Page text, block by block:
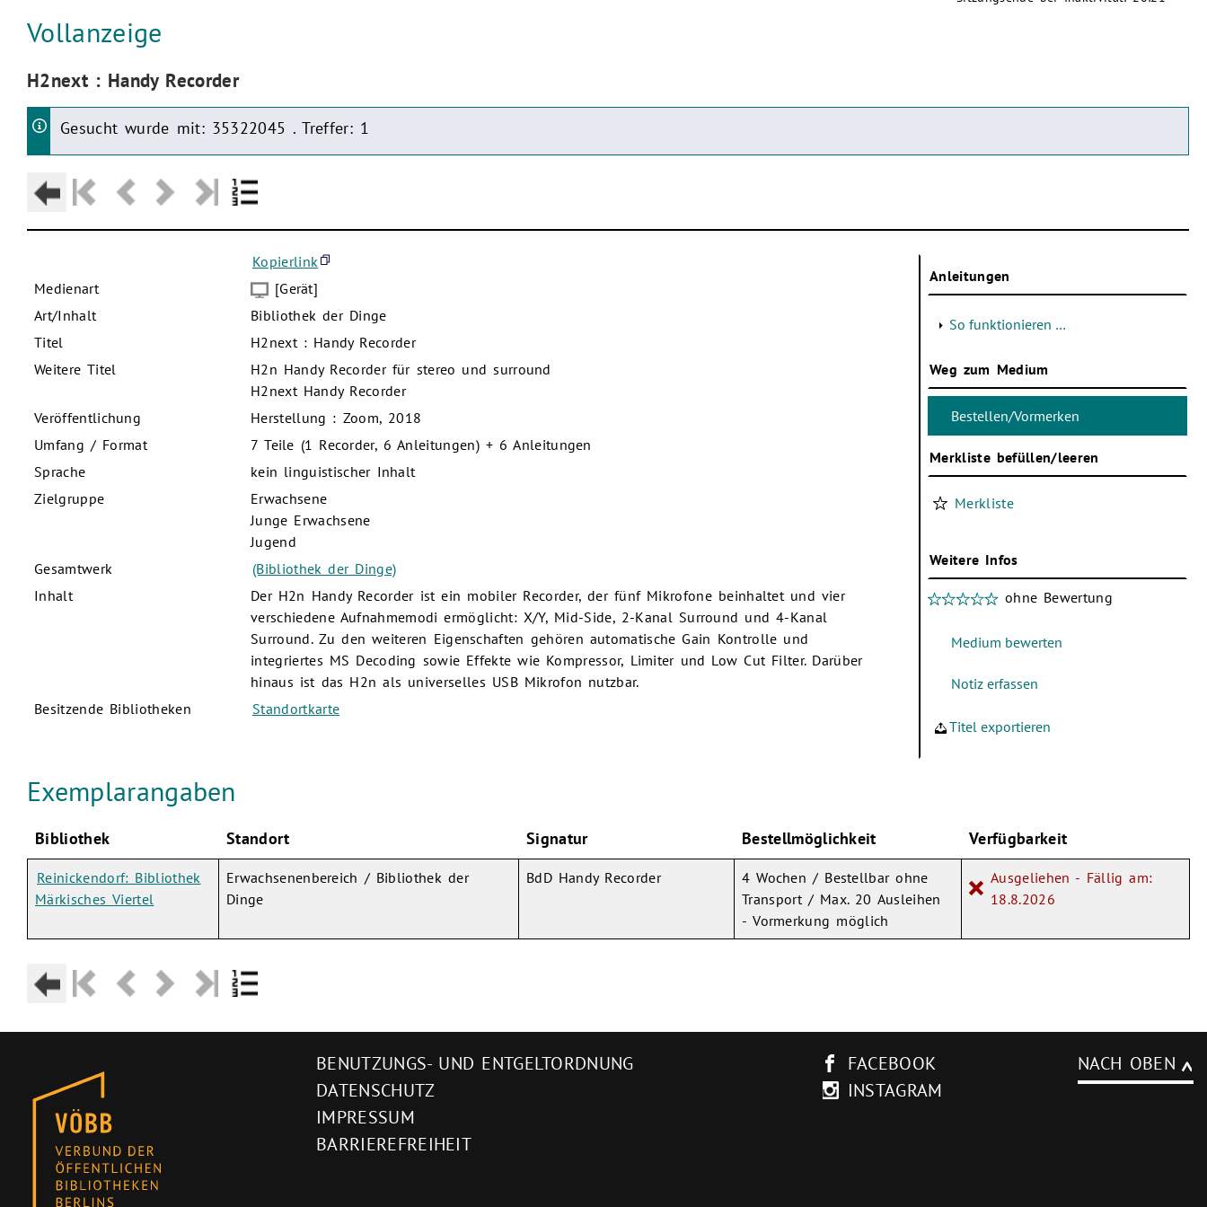
Aktuelle Seite:
Vollanzeige
Aktuelle Seite:
H2next : Handy Recorder
Gesucht wurde mit: 35322045 . Treffer: 1
Kopierlink
Medienart
[Gerät]
Art/Inhalt
Bibliothek der Dinge
Titel
H2next : Handy Recorder
Weitere Titel
H2n Handy Recorder für stereo und surround
H2next Handy Recorder
Veröffentlichung
Herstellung : Zoom, 2018
Umfang / Format
7 Teile (1 Recorder, 6 Anleitungen) + 6 Anleitungen
Sprache
kein linguistischer Inhalt
Zielgruppe
Erwachsene
Junge Erwachsene
Jugend
Gesamtwerk
(Bibliothek der Dinge)
Inhalt
Der H2n Handy Recorder ist ein mobiler Recorder, der fünf Mikrofone beinhaltet und vier
verschiedene Aufnahmemodi ermöglicht: X/Y, Mid-Side, 2-Kanal Surround und 4-Kanal
Surround. Zu den weiteren Eigenschaften gehören automatische Gain Kontrolle und
integriertes MS Decoding sowie Effekte wie Kompressor, Limiter und Low Cut Filter. Darüber
hinaus ist das H2n als universelles USB Mikrofon nutzbar.
Besitzende Bibliotheken
Standortkarte
Anleitungen
So funktionieren …
Weg zum Medium
Merkliste befüllen/leeren
Merkliste
Weitere Infos
ohne Bewertung
Titel exportieren
Exemplarangaben
Bibliothek Standort Signatur Bestellmöglichkeit Verfügbarkeit
Reinickendorf: Bibliothek
Märkisches Viertel
Erwachsenenbereich / Bibliothek der
Dinge
BdD Handy Recorder
4 Wochen / Bestellbar ohne
Transport / Max. 20 Ausleihen
- Vormerkung möglich
Ausgeliehen - Fällig am:
18.8.2026
BENUTZUNGS- UND ENTGELTORDNUNG
DATENSCHUTZ
IMPRESSUM
BARRIEREFREIHEIT
FACEBOOK
INSTAGRAM
NACH OBEN